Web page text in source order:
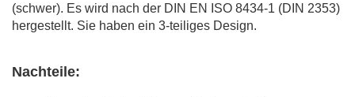
(schwer). Es wird nach der DIN EN ISO 8434-1 (DIN 2353)
hergestellt. Sie haben ein 3-teiliges Design.
Nachteile: